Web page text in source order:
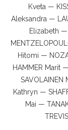
Kveta —
Aleksandra —
Elizabeth
Hitomi —
HAMMER Marit
SAVOLAINEN
Kathryn —
Mai —